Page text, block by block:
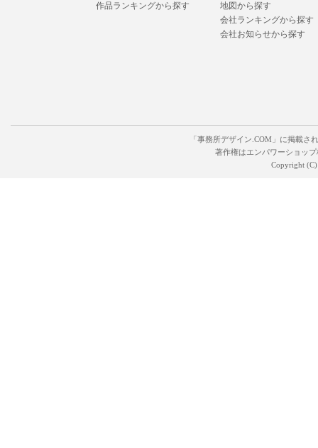
作品ランキングから探す
地図から探す
会社ランキングから探す
会社お知らせから探す
「事務所デザイン.COM」に掲載さ
著作権はエンパワーショッ
Copyright